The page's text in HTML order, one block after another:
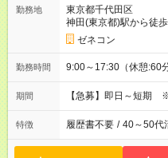
勤務地
東京都千代田区
神田(東京都)駅から徒
ゼネコン
勤務時間 9:00～17:30（休憩
期間 【急募】即日～短期
特徴 履歴書不要 / 40～50代